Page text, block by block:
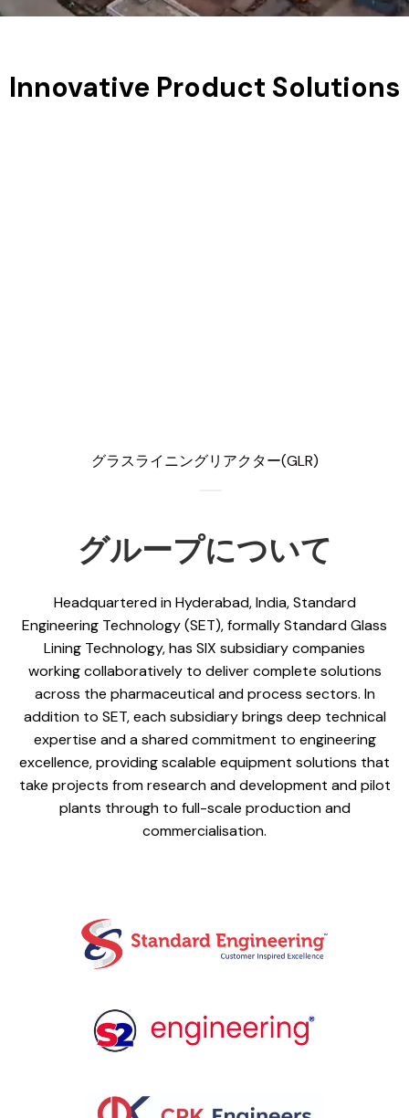
Innovative Product Solutions
グラスライニングリアクター(GLR)
グループについて
Headquartered in Hyderabad, India, Standard
Engineering Technology (SET), formally Standard Glass
Lining Technology, has SIX subsidiary companies
working collaboratively to deliver complete solutions
across the pharmaceutical and process sectors. In
addition to SET, each subsidiary brings deep technical
expertise and a shared commitment to engineering
excellence, providing scalable equipment solutions that
take projects from research and development and pilot
plants through to full-scale production and
commercialisation.